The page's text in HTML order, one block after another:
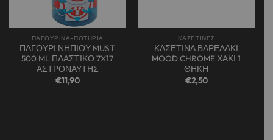
ΠΑΓΟΥΡΙΝΑ-ΠΟΤΗΡΙΑ
ΠΑΓΟΥΡΙ ΝΗΠΙΟΥ MUST
500 ML ΠΛΑΣΤΙΚΟ 7X17
ΑΣΤΡΟΝΑΥΤΗΣ
€11,90
ΚΑΣΕΤΙΝΕΣ
ΚΑΣΕΤΙΝΑ ΒΑΡΕΛΑΚΙ
MOOD CHROME ΧΑΚΙ 1
ΘΗΚΗ
€2,50